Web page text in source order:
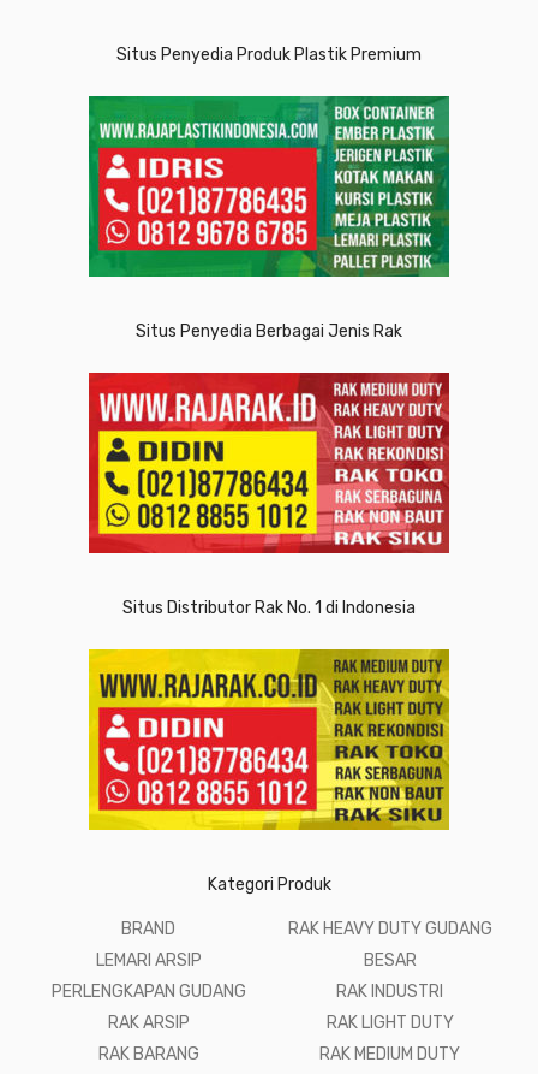
Situs Penyedia Produk Plastik Premium
Situs Penyedia Berbagai Jenis Rak
Situs Distributor Rak No. 1 di Indonesia
Kategori Produk
BRAND
LEMARI ARSIP
PERLENGKAPAN GUDANG
RAK ARSIP
RAK BARANG
RAK HEAVY DUTY GUDANG
BESAR
RAK INDUSTRI
RAK LIGHT DUTY
RAK MEDIUM DUTY